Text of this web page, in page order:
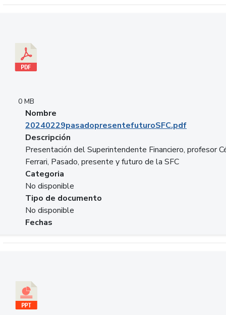
0 MB
Nombre
20240229pasadopresentefuturoSFC.pdf
Descripción
Presentación del Superintendente Financiero, profesor
Ferrari, Pasado, presente y futuro de la SFC
Categoria
No disponible
Tipo de documento
No disponible
Fechas